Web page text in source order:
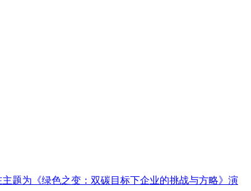
题为《绿色之变：双碳目标下企业的挑战与方略》演